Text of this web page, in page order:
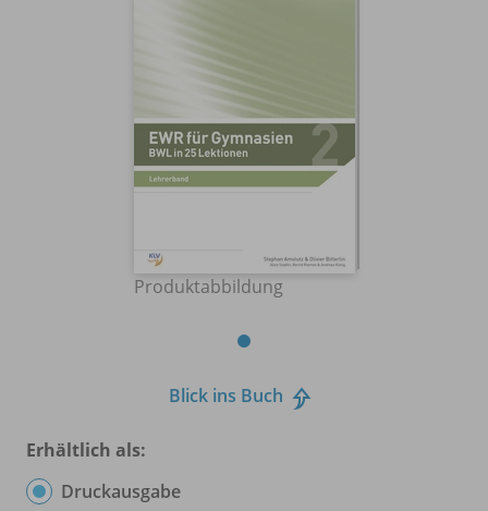
Produktabbildung
Blick ins Buch
Erhältlich als:
Druckausgabe